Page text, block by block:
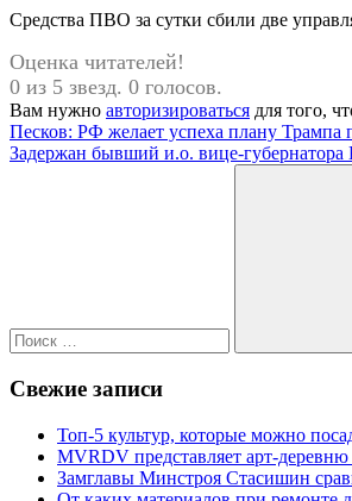
Средства ПВО за сутки сбили две
Оценка читателей!
0 из 5 звезд. 0 голосов.
Вам нужно авторизироваться для того,
Навигация
по
Предыдущая
запись:
Песков: РФ желает успеха плану Трампа
Следующая
Задержан бывший и.о. вице-губернатора
Свежие записи
Топ-5 культур, которые можно
MVRDV представляет арт-
Замглавы Минстроя Стасишин